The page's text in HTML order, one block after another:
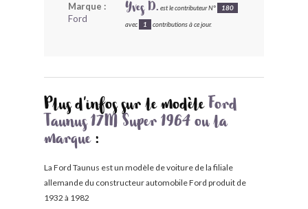
Marque :
Ford
Yves D. est le contributeur N° 180
avec 1 contributions à ce jour.
Plus d'infos sur le modèle Ford
Taunus 17M Super 1964 ou la
marque:
La Ford Taunus est un modèle de voiture de la filiale
allemande du constructeur automobile Ford produit de
1932 à 1982